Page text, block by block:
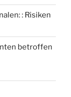
: Risiken
betroffen